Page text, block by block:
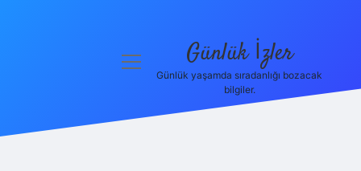
menüyü
Günlük İzler
Günlük yaşamda sıradanlığı bozacak
bilgiler.